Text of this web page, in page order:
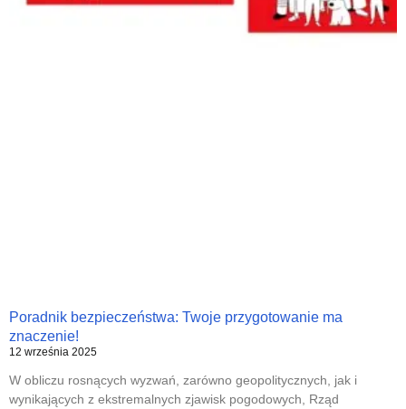
Poradnik bezpieczeństwa: Twoje przygotowanie ma
znaczenie!
12 września 2025
W obliczu rosnących wyzwań, zarówno geopolitycznych, jak i
wynikających z ekstremalnych zjawisk pogodowych, Rząd